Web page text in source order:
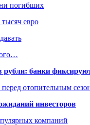
погибших
евро
банки
отопительным
инвесторов
компаний